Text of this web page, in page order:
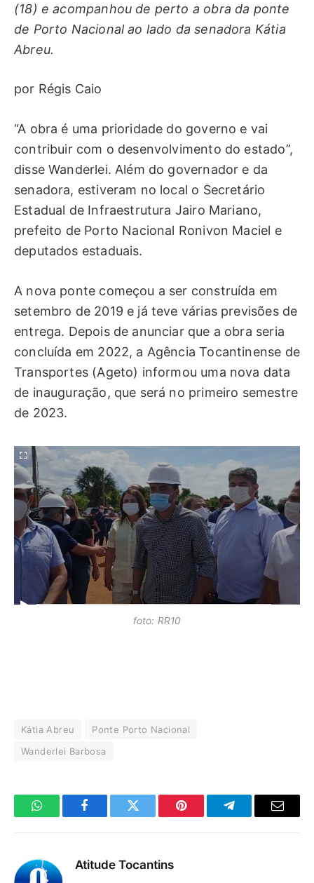
(18) e acompanhou de perto a obra da ponte
de Porto Nacional ao lado da senadora Kátia
Abreu.
por Régis Caio
“A obra é uma prioridade do governo e vai
contribuir com o desenvolvimento do estado”,
disse Wanderlei. Além do governador e da
senadora, estiveram no local o Secretário
Estadual de Infraestrutura Jairo Mariano,
prefeito de Porto Nacional Ronivon Maciel e
deputados estaduais.
A nova ponte começou a ser construída em
setembro de 2019 e já teve várias previsões de
entrega. Depois de anunciar que a obra seria
concluída em 2022, a Agência Tocantinense de
Transportes (Ageto) informou uma nova data
de inauguração, que será no primeiro semestre
de 2023.
foto: RR10
Kátia Abreu
Ponte Porto Nacional
Wanderlei Barbosa
WhatsAppFacebookTwitter Pinterest TelegramaE-
Atitude Tocantins